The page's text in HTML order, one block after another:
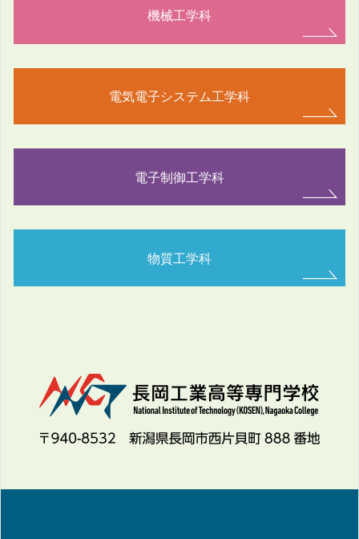
機械工学科
電気電子システム工学科
電子制御工学科
物質工学科